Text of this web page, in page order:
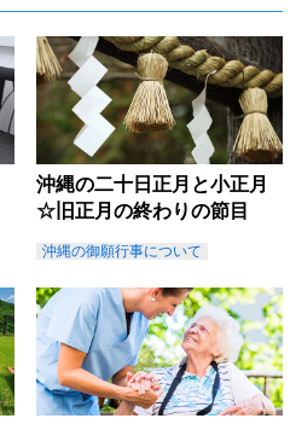
沖縄の二十日正月と小正月
☆旧正月の終わりの節目
沖縄の御願行事について